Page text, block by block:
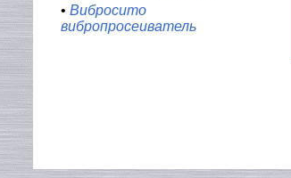
• Вибросито
вибропросеиватель